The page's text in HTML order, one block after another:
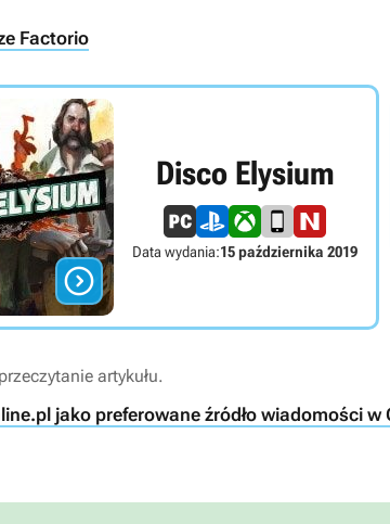
Factorio

Disco Elysium
Data wydania:15 października 2019
artykułu.
jako preferowane źródło wiadomości w